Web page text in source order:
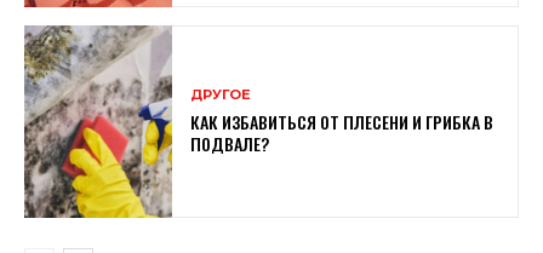
ДРУГОЕ
КАК ИЗБАВИТЬСЯ ОТ ПЛЕСЕНИ И ГРИБКА В
ПОДВАЛЕ?